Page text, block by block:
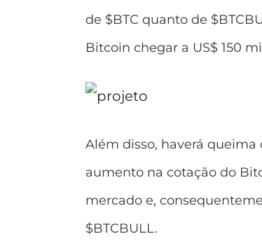
de $BTC quanto de
Bitcoin chegar a US$ 150
Além disso, haverá queima
aumento na cotação do
mercado e,
$BTCBULL.